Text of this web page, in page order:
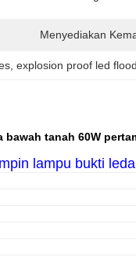
Menyediakan
, explosion proof led
tanah 60W
lampu bukti